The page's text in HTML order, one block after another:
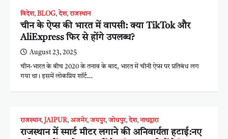
विदेश, BLOG, देश, राजस्थान
चीन के ऐप्स की भारत में वापसी: क्या TikTok और
AliExpress फिर से होंगे उपलब्ध?
August 23, 2025
चीन-भारत के बीच 2020 के तनाव के बाद, भारत में चीनी ऐप्स पर प्रतिबंध लग
गया था। इसमें लोकप्रिय शॉर्ट…
राजस्थान, JAIPUR, अजमेर, जयपुर, जोधपुर, देश, नाथद्वारा
राजस्थान में स्मार्ट मीटर लगाने की अनिवार्यता हटाई:नए